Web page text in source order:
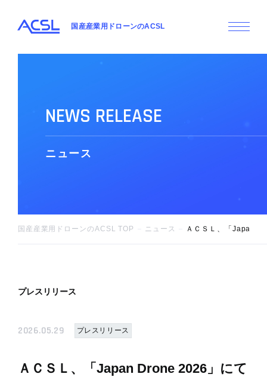
国産産業用ドローンのACSL
NEWS RELEASE
ニ ュ ー ス
国産産業用ドローンのACSL TOP ニュース ＡＣＳＬ、「Japan
プレスリリース
2026.05.29 プレスリリース
ＡＣＳＬ、「Japan Drone 2026」にて